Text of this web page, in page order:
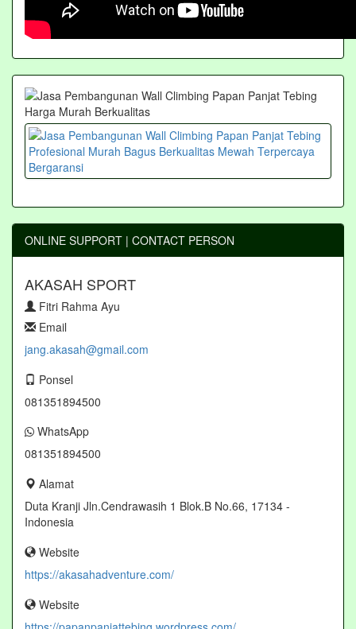
ONLINE SUPPORT | CONTACT PERSON
AKASAH SPORT
Fitri Rahma Ayu
Email
jang.akasah@gmail.com
Ponsel
081351894500
WhatsApp
081351894500
Alamat
Duta Kranji Jln.Cendrawasih 1 Blok.B No.66, 17134 -
Indonesia
Website
https://akasahadventure.com/
Website